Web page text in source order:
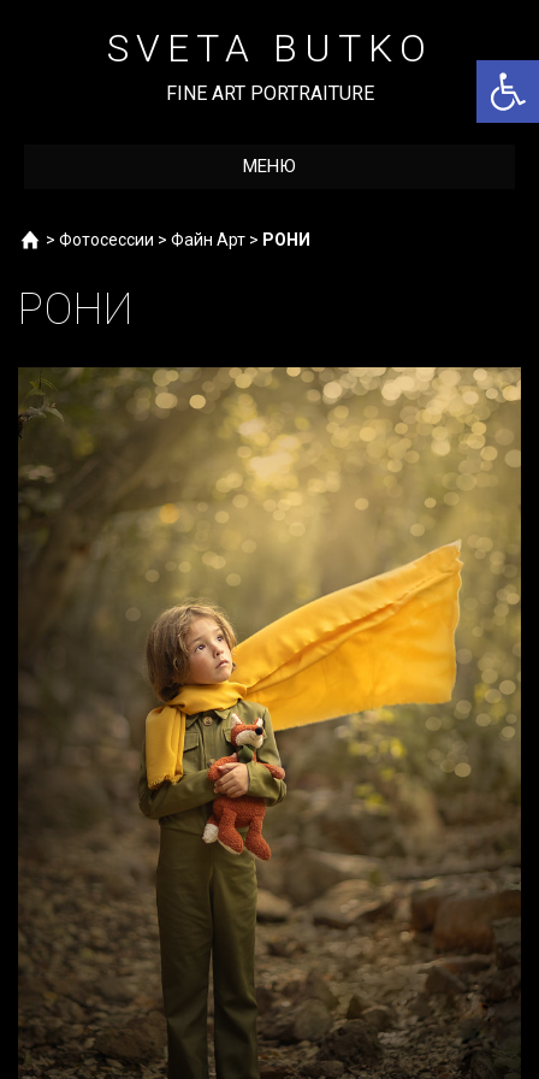
содержимомуSVETA BUTKO
FINE ART PORTRAITURE
МЕНЮ
Home
> Фотосессии > Файн Арт > РОНИ
РОНИ